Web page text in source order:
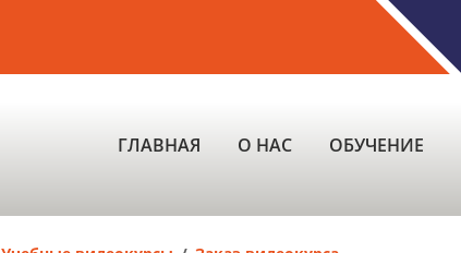
ГЛАВНАЯ О НАС ОБУЧЕНИЕ